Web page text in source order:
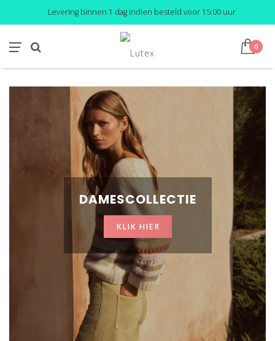
Levering binnen 1 dag indien besteld voor 15:00 uur
0
DAMESCOLLECTIE
KLIK HIER